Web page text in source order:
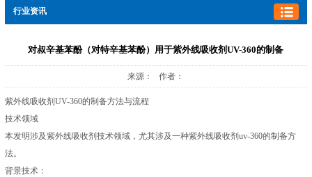
行业资讯
对叔辛基苯酚（对特辛基苯酚）用于紫外线吸收剂UV-360的制备
来源： 作者：
紫外线吸收剂UV-360的制备方法与流程
技术领域
本发明涉及紫外线吸收剂技术领域，尤其涉及一种紫外线吸收剂uv-360的制备方
法。
背景技术：